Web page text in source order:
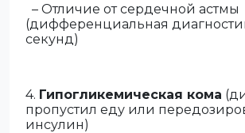
– Отличие от сердечной астмы
(дифференциальная
секунд)
4. Гипогликемическая кома
пропустил еду или
инсулин)